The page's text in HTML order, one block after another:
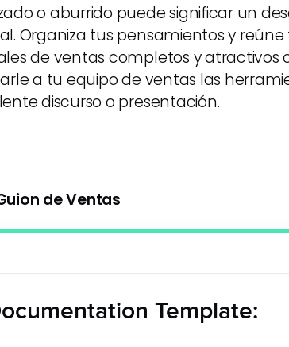
o aburrido puede significar un
Organiza tus pensamientos y reúne
de ventas completos y atractivos
a tu equipo de ventas las
discurso o presentación.
de Ventas